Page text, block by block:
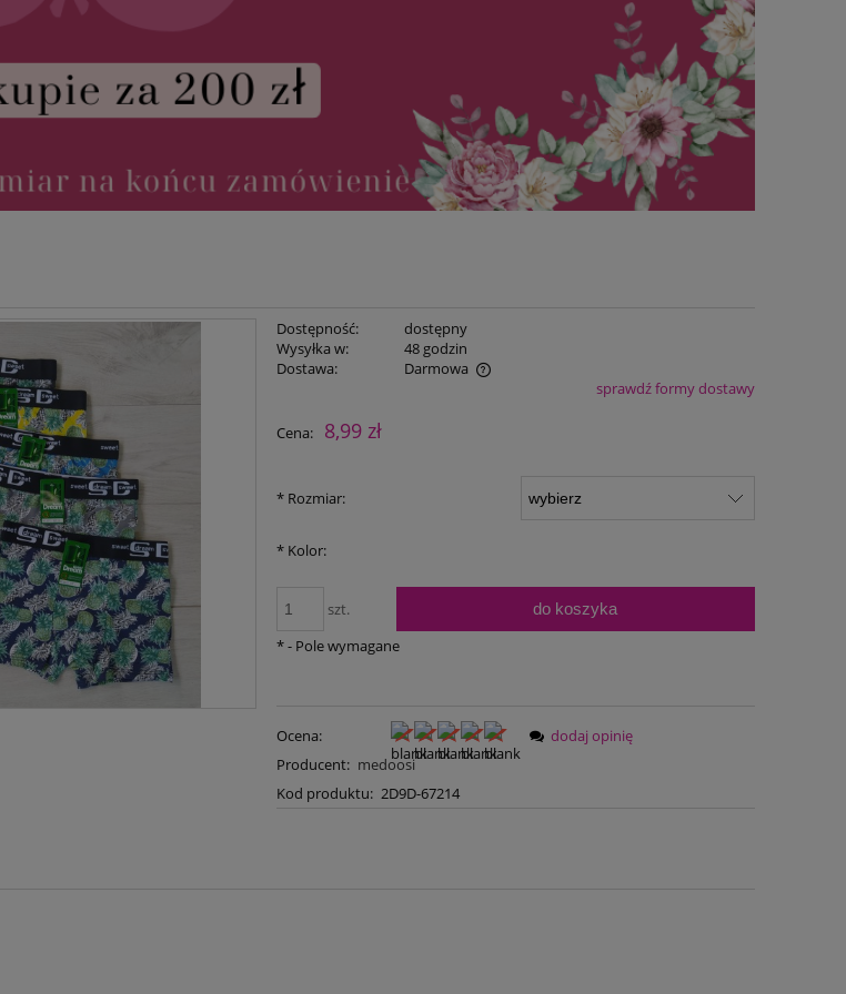
Dostępność:
dostępny
Wysyłka w:
48 godzin
Dostawa:
Darmowa
sprawdź formy dostawy
Cena: 8,99 zł
* Rozmiar:
* Kolor:
szt. do koszyka
*- Pole wymagane
Ocena:
Producent: medoosi
Kod produktu: 2D9D-67214
dodaj opinię